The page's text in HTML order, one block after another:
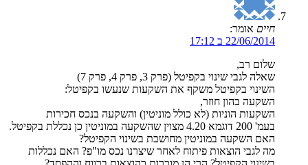
חיים אומר:
22/06/2014 ב 17:12
שלום רב,
שאלה לגבי שינוי בקפיטל (פרק 3, פרק 4, פרק 7)
השינוי בקפיטל משקף את השקעות שנעשו בקפיטל:
השקעה בהון חוזר,
השקעות הוניות (לא כולל מוניטין) והשקעה בנכס חכירות
בעמ' 200 דוגמא 4.20 מצוין שהשקעה במוניטין כן נכללת בקפיטל.
האם השקעה במוניטין מחושבת בשינוי הקפיטל?
מה לגבי הוצאות פיתוח לאחר שיצרנו נכס מו"פ? האם נכללות